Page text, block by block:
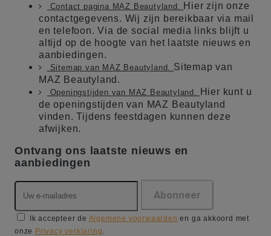
Contact pagina MAZ Beautyland. Hier zijn onze
contactgegevens. Wij zijn bereikbaar via mail
en telefoon. Via de social media links blijft u
altijd op de hoogte van het laatste nieuws en
aanbiedingen.
Sitemap van MAZ Beautyland. Sitemap van
MAZ Beautyland.
Openingstijden van MAZ Beautyland.
Hier kunt u
de openingstijden van MAZ Beautyland
vinden. Tijdens feestdagen kunnen deze
afwijken.
Ontvang ons laatste nieuws en
aanbiedingen
Ik accepteer de Algemene voorwaarden en ga akkoord met
onze Privacy verklaring